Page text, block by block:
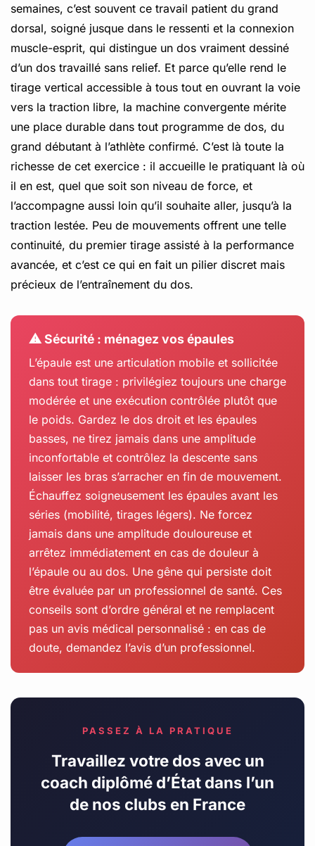
semaines, c’est souvent ce travail patient du grand
dorsal, soigné jusque dans le ressenti et la connexion
muscle-esprit, qui distingue un dos vraiment dessiné
d’un dos travaillé sans relief. Et parce qu’elle rend le
tirage vertical accessible à tous tout en ouvrant la voie
vers la traction libre, la machine convergente mérite
une place durable dans tout programme de dos, du
grand débutant à l’athlète confirmé. C’est là toute la
richesse de cet exercice : il accueille le pratiquant là où
il en est, quel que soit son niveau de force, et
l’accompagne aussi loin qu’il souhaite aller, jusqu’à la
traction lestée. Peu de mouvements offrent une telle
continuité, du premier tirage assisté à la performance
avancée, et c’est ce qui en fait un pilier discret mais
précieux de l’entraînement du dos.
⚠ Sécurité : ménagez vos épaules
L’épaule est une articulation mobile et sollicitée
dans tout tirage : privilégiez toujours une charge
modérée et une exécution contrôlée plutôt que
le poids. Gardez le dos droit et les épaules
basses, ne tirez jamais dans une amplitude
inconfortable et contrôlez la descente sans
laisser les bras s’arracher en fin de mouvement.
Échauffez soigneusement les épaules avant les
séries (mobilité, tirages légers). Ne forcez
jamais dans une amplitude douloureuse et
arrêtez immédiatement en cas de douleur à
l’épaule ou au dos. Une gêne qui persiste doit
être évaluée par un professionnel de santé. Ces
conseils sont d’ordre général et ne remplacent
pas un avis médical personnalisé : en cas de
doute, demandez l’avis d’un professionnel.
PASSEZ À LA PRATIQUE
Travaillez votre dos avec un
coach diplômé d’État dans l’un
de nos clubs en France